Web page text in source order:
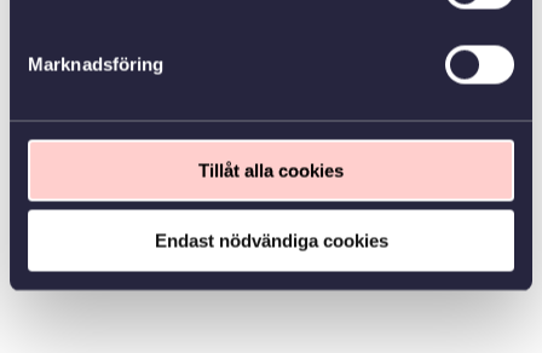
Marknadsföring
Tillåt alla cookies
Endast nödvändiga cookies